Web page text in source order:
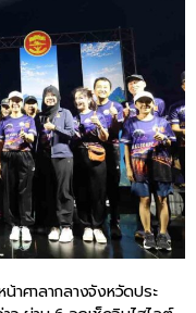
าศาลากลางจังหวัดประ